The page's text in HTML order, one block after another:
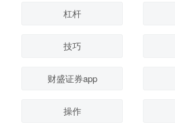
杠杆
技巧
财盛证券app
操作